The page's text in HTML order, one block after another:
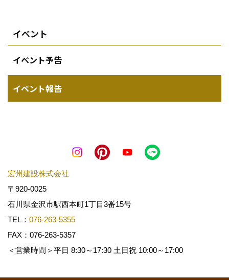
イベント
イベント予告
イベント報告
宏州建設株式会社
〒920-0025
石川県金沢市駅西本町1丁目3番15号
TEL： 076-263-5355
FAX：076-263-5357
＜営業時間＞平日 8:30～17:30 土日祝 10:00～17:00